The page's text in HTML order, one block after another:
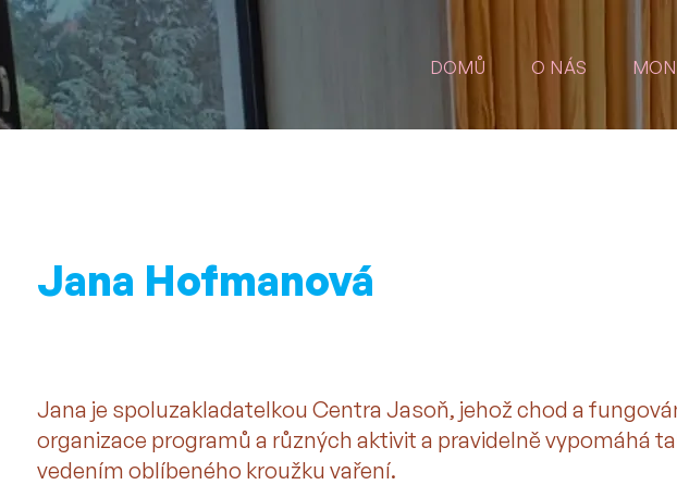
DOMŮ O NÁS
Jana Hofmanová
Jana je spoluzakladatelkou Centra Jasoň, jehož chod a
organizace programů a různých aktivit a pravidelně vypomáhá
vedením oblíbeného kroužku vaření.